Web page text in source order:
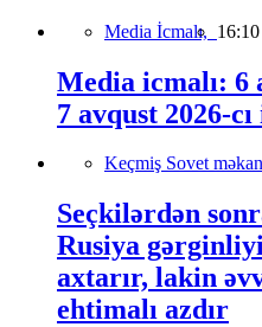
Media İcmalı, 16:10
Media icmalı: 6
7 avqust 2026-
Keçmiş Sovet
Seçkilərdən
Rusiya
axtarır, lakin
ehtimalı azdır